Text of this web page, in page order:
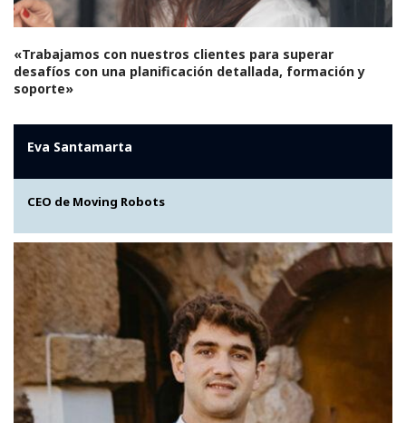
«Trabajamos con nuestros clientes para superar
desafíos con una planificación detallada, formación y
soporte»
Eva Santamarta
CEO de Moving Robots